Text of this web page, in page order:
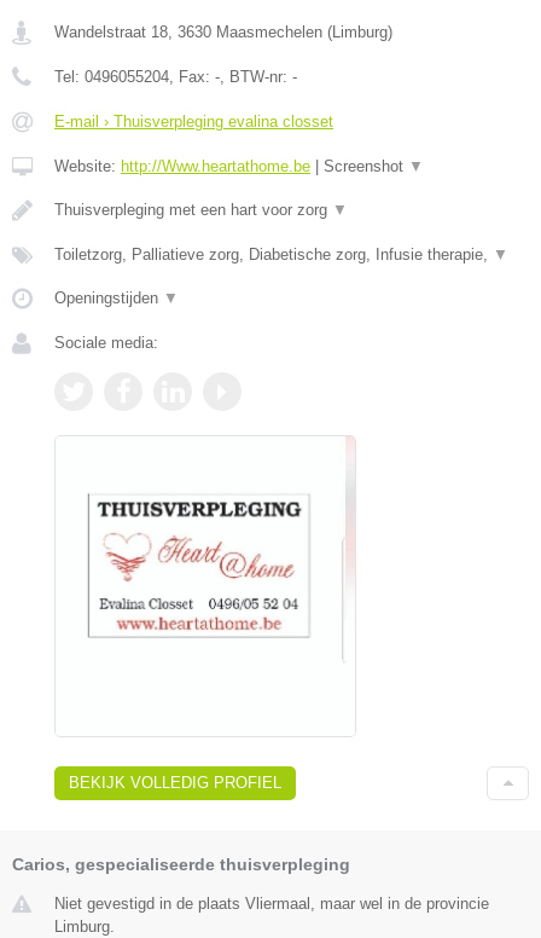
Wandelstraat 18, 3630 Maasmechelen (Limburg)
Tel: 0496055204, Fax: -, BTW-nr: -
E-mail › Thuisverpleging evalina closset
Website: http://Www.heartathome.be Screenshot ▼
Thuisverpleging met een hart voor zorg ▼
Toiletzorg, Palliatieve zorg, Diabetische zorg, Infusie therapie, ▼
Openingstijden ▼
Sociale media:
BEKIJK VOLLEDIG PROFIEL
Carios, gespecialiseerde thuisverpleging
Niet gevestigd in de plaats Vliermaal, maar wel in de provincie
Limburg.